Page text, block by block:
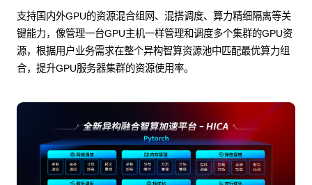
支持国内外GPU的资源混合组网、混搭调度、算力精细隔离等关
键能力，像管理一台GPU主机一样管理和调度多个集群的GPU资
源，根据用户业务需求在整个异构智算资源池中匹配最优算力组
合，提升GPU服务器集群的资源使用率。